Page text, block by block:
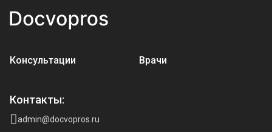
Консультации Врачи
Контакты:
admin@docvopros.ru